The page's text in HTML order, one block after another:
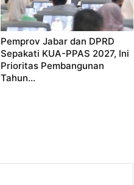
Pemprov Jabar dan DPRD
Sepakati KUA-PPAS 2027, Ini
Prioritas Pembangunan
Tahun...